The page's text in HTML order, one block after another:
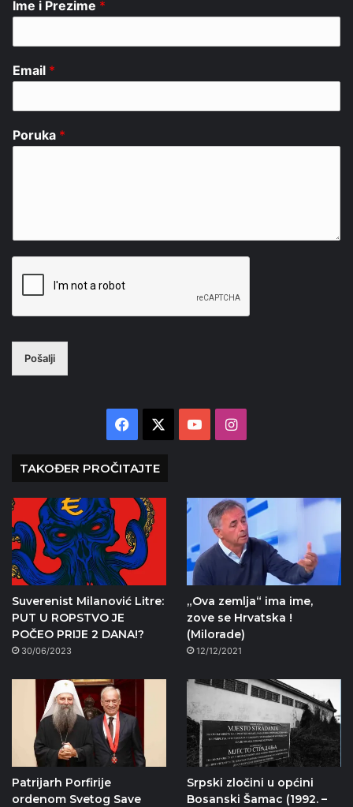
Ime i Prezime *
Email *
Poruka *
Pošalji
Facebook YouTubeInstagram
TAKOĐER PROČITAJTE
Suverenist Milanović Litre:
PUT U ROPSTVO JE
POČEO PRIJE 2 DANA!?
30/06/2023
„Ova zemlja“ ima ime,
zove se Hrvatska !
(Milorade)
12/12/2021
Patrijarh Porfirije
ordenom Svetog Save
Srpski zločini u općini
Bosanski Šamac (1992. –